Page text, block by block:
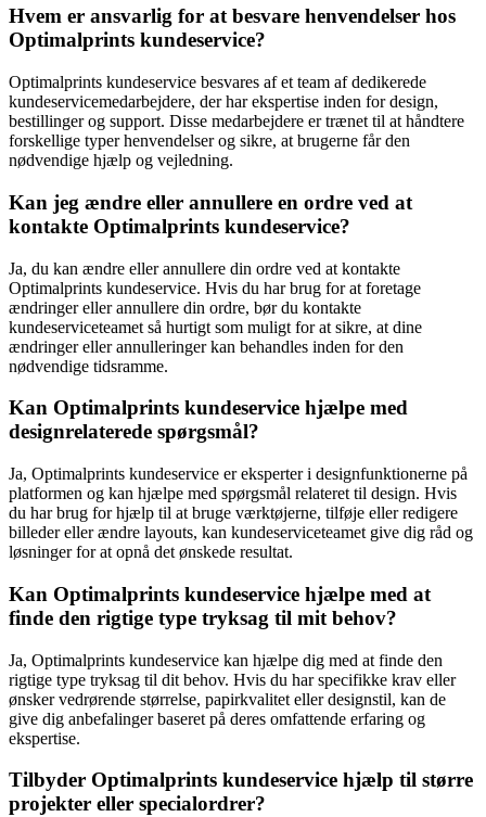
Hvem er ansvarlig for at besvare henvendelser hos
Optimalprints kundeservice?
Optimalprints kundeservice besvares af et team af dedikerede
kundeservicemedarbejdere, der har ekspertise inden for design,
bestillinger og support. Disse medarbejdere er trænet til at håndtere
forskellige typer henvendelser og sikre, at brugerne får den
nødvendige hjælp og vejledning.
Kan jeg ændre eller annullere en ordre ved at
kontakte Optimalprints kundeservice?
Ja, du kan ændre eller annullere din ordre ved at kontakte
Optimalprints kundeservice. Hvis du har brug for at foretage
ændringer eller annullere din ordre, bør du kontakte
kundeserviceteamet så hurtigt som muligt for at sikre, at dine
ændringer eller annulleringer kan behandles inden for den
nødvendige tidsramme.
Kan Optimalprints kundeservice hjælpe med
designrelaterede spørgsmål?
Ja, Optimalprints kundeservice er eksperter i designfunktionerne på
platformen og kan hjælpe med spørgsmål relateret til design. Hvis
du har brug for hjælp til at bruge værktøjerne, tilføje eller redigere
billeder eller ændre layouts, kan kundeserviceteamet give dig råd og
løsninger for at opnå det ønskede resultat.
Kan Optimalprints kundeservice hjælpe med at
finde den rigtige type tryksag til mit behov?
Ja, Optimalprints kundeservice kan hjælpe dig med at finde den
rigtige type tryksag til dit behov. Hvis du har specifikke krav eller
ønsker vedrørende størrelse, papirkvalitet eller designstil, kan de
give dig anbefalinger baseret på deres omfattende erfaring og
ekspertise.
Tilbyder Optimalprints kundeservice hjælp til større
projekter eller specialordrer?